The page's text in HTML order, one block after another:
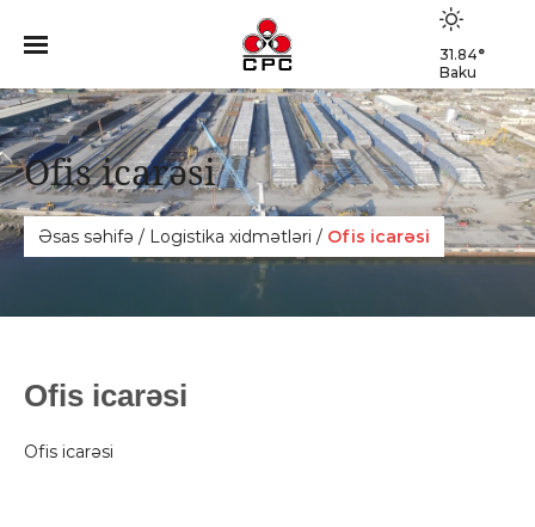
31.84°
Baku
Ofis icarəsi
Əsas səhifə / Logistika xidmәtlәri / Ofis icarəsi
Ofis icarəsi
Ofis icarəsi